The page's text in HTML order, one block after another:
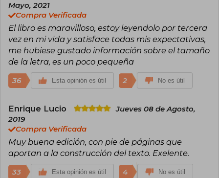
Mayo, 2021
Compra Verificada
El libro es maravilloso, estoy leyendolo por tercera
vez en mi vida y satisface todas mis expectativas,
me hubiese gustado información sobre el tamaño
de la letra, es un poco pequeña
36 Esta opinión es útil 2 No es útil
Enrique Lucio
Jueves 08 de Agosto,
2019
Compra Verificada
Muy buena edición, con pie de páginas que
aportan a la construcción del texto. Exelente.
33 Esta opinión es útil 4 No es útil